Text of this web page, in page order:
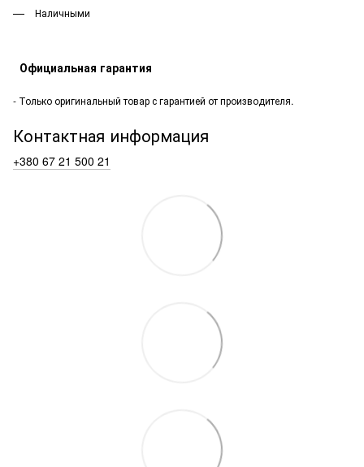
Наличными
Официальная гарантия
- Только оригинальный товар с гарантией от производителя.
Контактная информация
+380 67 21 500 21